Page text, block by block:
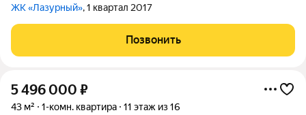
ЖК «Лазурный», 1 квартал 2017
Позвонить
5 496 000 ₽
43 м² 1-комн. квартира 11 этаж из 16